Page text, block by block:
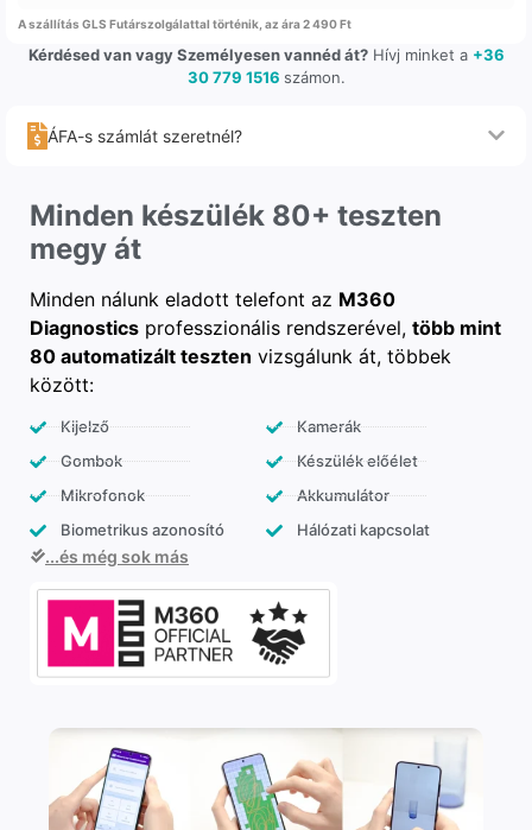
A szállítás GLS Futárszolgálattal történik, az ára 2 490 Ft
Kérdésed van vagy Személyesen vannéd át?Hívj minket a +36
30 779 1516 számon.
ÁFA-s számlát szeretnél?
Minden készülék 80+ teszten
megy át
Minden nálunk eladott telefont az M360
Diagnostics professzionális rendszerével, több mint
80 automatizált teszten vizsgálunk át, többek
között:
Kijelző
Gombok
Mikrofonok
Biometrikus azonosító
Kamerák
Készülék előélet
Akkumulátor
Hálózati kapcsolat
...és még sok más